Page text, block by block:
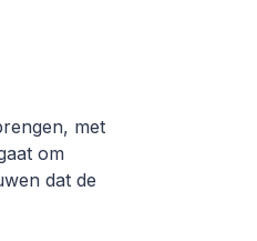
met
om
dat de